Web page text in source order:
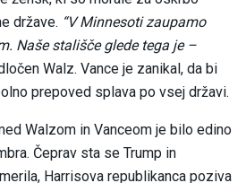
države. “V Minnesoti zaupamo
Naše stališče glede tega je –
Walz. Vance je zanikal, da bi
prepoved splava po vsej državi.
Walzom in Vanceom je bilo edino
Čeprav sta se Trump in
Harrisova republikanca poziva